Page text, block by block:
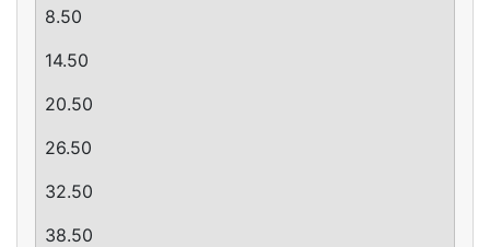
8.50
14.50
20.50
26.50
32.50
38.50